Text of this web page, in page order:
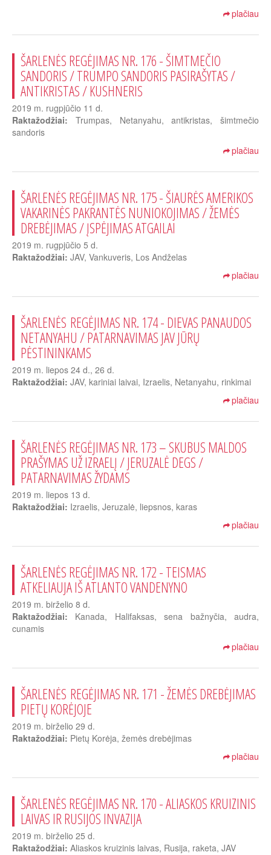
plačiau
ŠARLENĖS REGĖJIMAS NR. 176 - ŠIMTMEČIO
SANDORIS / TRUMPO SANDORIS PASIRAŠYTAS /
ANTIKRISTAS / KUSHNERIS
2019 m. rugpjūčio 11 d.
Raktažodžiai: Trumpas, Netanyahu, antikristas, šimtmečio
sandoris
plačiau
ŠARLENĖS REGĖJIMAS NR. 175 - ŠIAURĖS AMERIKOS
VAKARINĖS PAKRANTĖS NUNIOKOJIMAS / ŽEMĖS
DREBĖJIMAS / ĮSPĖJIMAS ATGAILAI
2019 m. rugpjūčio 5 d.
Raktažodžiai: JAV, Vankuveris, Los Andželas
plačiau
ŠARLENĖS REGĖJIMAS NR. 174 - DIEVAS PANAUDOS
NETANYAHU / PATARNAVIMAS JAV JŪRŲ
PĖSTININKAMS
2019 m. liepos 24 d., 26 d.
Raktažodžiai: JAV, kariniai laivai, Izraelis, Netanyahu, rinkimai
plačiau
ŠARLENĖS REGĖJIMAS NR. 173 – SKUBUS MALDOS
PRAŠYMAS UŽ IZRAELĮ / JERUZALĖ DEGS /
PATARNAVIMAS ŽYDAMS
2019 m. liepos 13 d.
Raktažodžiai: Izraelis, Jeruzalė, liepsnos, karas
plačiau
ŠARLENĖS REGĖJIMAS NR. 172 - TEISMAS
ATKELIAUJA IŠ ATLANTO VANDENYNO
2019 m. birželio 8 d.
Raktažodžiai: Kanada, Halifaksas, sena bažnyčia, audra,
cunamis
plačiau
ŠARLENĖS REGĖJIMAS NR. 171 - ŽEMĖS DREBĖJIMAS
PIETŲ KORĖJOJE
2019 m. birželio 29 d.
Raktažodžiai: Pietų Korėja, žemės drebėjimas
plačiau
ŠARLENĖS REGĖJIMAS NR. 170 - ALIASKOS KRUIZINIS
LAIVAS IR RUSIJOS INVAZIJA
2019 m. birželio 25 d.
Raktažodžiai: Aliaskos kruizinis laivas, Rusija, raketa, JAV